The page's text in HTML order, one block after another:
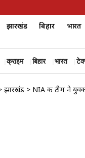
झारखंड बिहार भारत
क्राइम बिहार भारत
झारखंड > NIA की टीम ने